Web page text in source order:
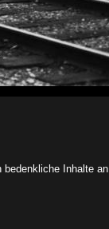
Inhalte an